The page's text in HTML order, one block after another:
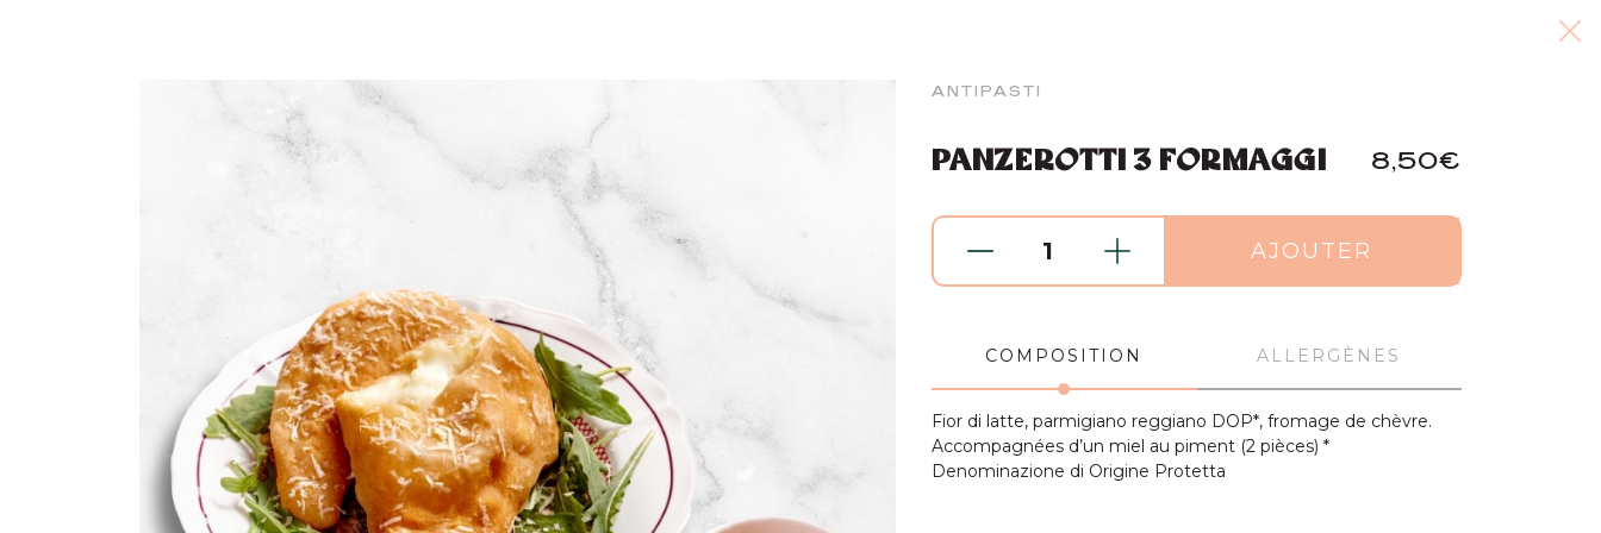
ANTIPASTI
PANZEROTTI 3 FORMAGGI 8,50€
1 AJOUTER
COMPOSITION ALLERGÈNES
Fior di latte, parmigiano reggiano DOP*, fromage de chèvre.
Accompagnées d’un miel au piment (2 pièces) *
Denominazione di Origine Protetta